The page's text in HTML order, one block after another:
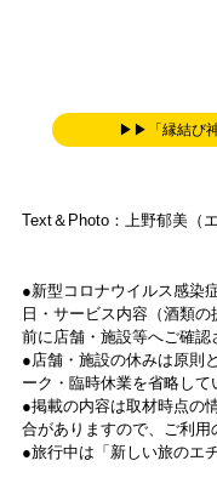
▶▶「縁結び神
Text＆Photo：上野郁美（
●新型コロナウイルス感染
日・サービス内容（酒類
前に店舗・施設等へご確認
●店舗・施設の休みは原則
ーク・臨時休業を省略して
●掲載の内容は取材時点の
合がありますので、ご利用
●旅行中は「新しい旅のエ